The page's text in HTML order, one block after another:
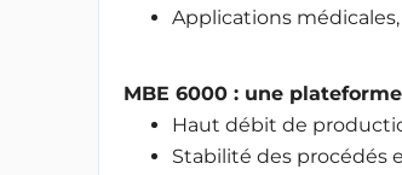
Applications
MBE 6000 : une
Haut débit de
Stabilité des procédés